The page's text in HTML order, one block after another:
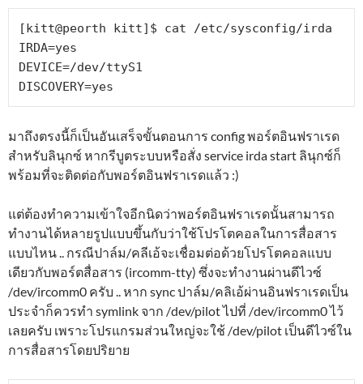
[kitt@peorth kitt]$ cat /etc/sysconfig/irda
IRDA=yes
DEVICE=/dev/ttyS1
DISCOVERY=yes
มาถึงตรงนี้ก็เป็นอันเสร็จขั้นตอนการ config พอร์ตอินฟราเรด
สำหรับลินุกซ์ หากรีบูตระบบหรือสั่ง service irda start ลินุกซ์ก็
พร้อมที่จะติดต่อกับพอร์ตอินฟราเรดแล้ว :)
แต่ต้องทำความเข้าใจอีกนิดว่าพอร์ตอินฟราเรดนั้นสามารถ
ทำงานได้หลายรูปแบบขึ้นกับว่าใช้โปรโตคอลในการสื่อสาร
แบบไหน .. กรณีปาล์ม/คลีเอ้จะเชื่อมต่อด้วยโปรโตคอลแบบ
เดียวกับพอร์ตสื่อสาร (ircomm-tty) ซึ่งจะทำงานผ่านดีไวซ์
/dev/ircomm0 ครับ .. หาก sync ปาล์ม/คลิเอ้ผ่านอินฟราเรดเป็น
ประจำก็ควรทำ symlink จาก /dev/pilot ไปที่ /dev/ircomm0 ไว้
เลยครับ เพราะโปรแกรมส่วนใหญ่จะใช้ /dev/pilot เป็นดีไวซ์ใน
การสื่อสารโดยปริยาย